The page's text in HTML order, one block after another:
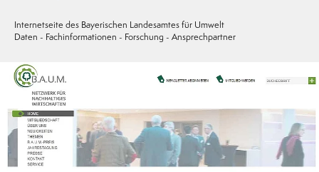
Internetseite des Bayerischen Landesamtes für Umwelt
Daten - Fachinformationen - Forschung - Ansprechpartner